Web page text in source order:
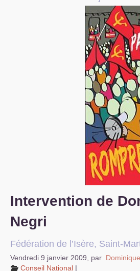
Intervention de
Negri
Fédération de l’Isère, Saint-
Vendredi 9 janvier 2009 par
Conseil National |